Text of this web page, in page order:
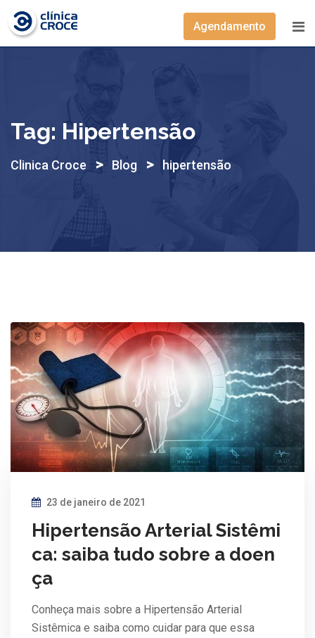
Skip
content
Agendamento
Tag: Hipertensão
Clinica Croce > Blog > hipertensão
23 de janeiro de 2021
Hipertensão Arterial Sistêmi
ca: saiba tudo sobre a doen
ça
Conheça mais sobre a Hipertensão Arterial
Sistêmica e saiba como cuidar para que essa